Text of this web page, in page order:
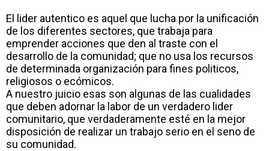
El lider autentico es aquel que lucha por la unificación
de los diferentes sectores, que trabaja para
emprender acciones que den al traste con el
desarrollo de la comunidad; que no usa los recursos
de determinada organización para fines politicos,
religiosos o ecómicos.
A nuestro juicio esas son algunas de las cualidades
que deben adornar la labor de un verdadero lider
comunitario, que verdaderamente esté en la mejor
disposición de realizar un trabajo serio en el seno de
su comunidad.